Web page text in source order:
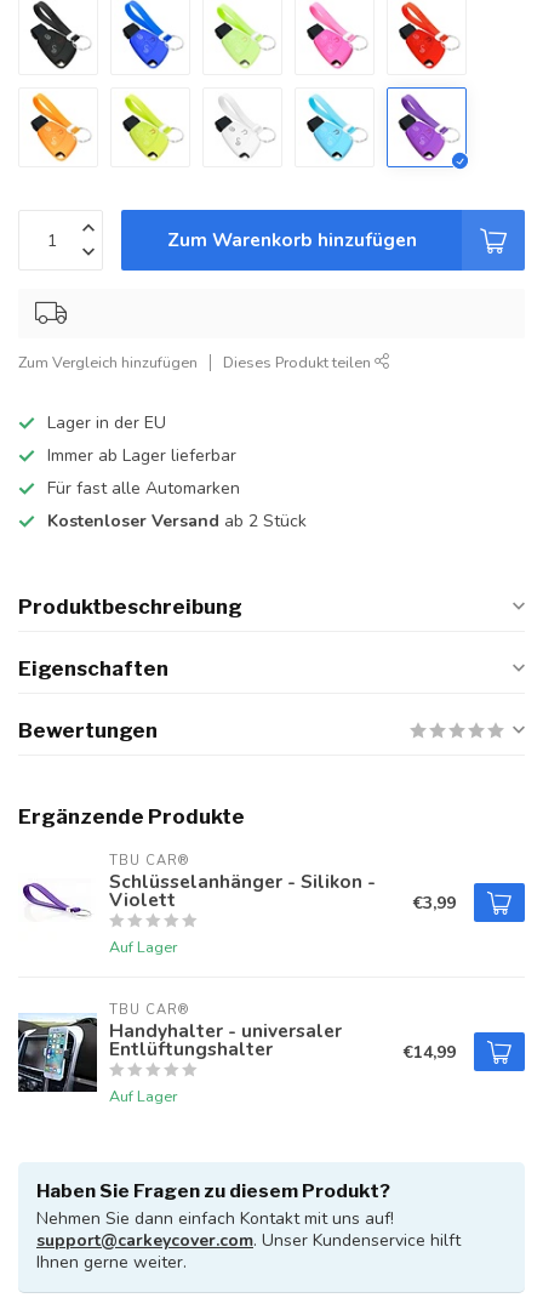
Zum Warenkorb hinzufügen
Zum Vergleich hinzufügen Dieses Produkt teilen
Lager in der EU
Immer ab Lager lieferbar
Für fast alle Automarken
Kostenloser Versand ab 2 Stück
Produktbeschreibung
Eigenschaften
Bewertungen
Ergänzende Produkte
TBU CAR®
Schlüsselanhänger - Silikon -
Violett
Auf Lager
€3,99
TBU CAR®
Handyhalter - universaler
Entlüftungshalter
Auf Lager
€14,99
Haben Sie Fragen zu diesem Produkt?
Nehmen Sie dann einfach Kontakt mit uns auf!
support@carkeycover.com. Unser Kundenservice hilft
Ihnen gerne weiter.